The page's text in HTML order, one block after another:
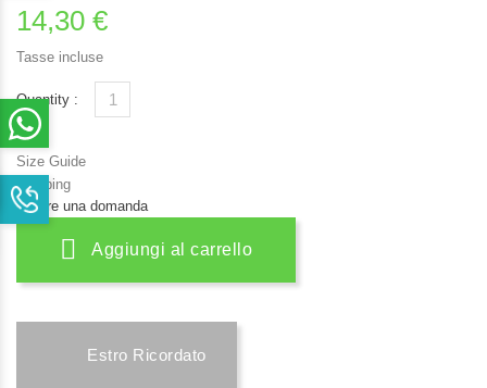
14,30 €
Tasse incluse
Quantity :
Size Guide
Shipping
fare una domanda
Aggiungi al carrello
Estro Ricordato